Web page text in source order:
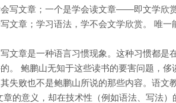
写文章；一个是学会读文章——即文学欣
文章；学习语法，学不会文学欣赏。 唯
文章是一种语言习惯现象。这种习惯都是
。 鲍鹏山无知于这些读书的要害问题，侈
失败也不是鲍鹏山所说的那些内容。语文
的意义，却在技术性（例如语法、写法